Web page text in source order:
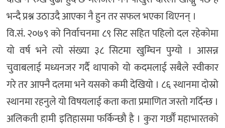
भन्दै प्रश्न उठाउदै आएका नै हुन तर सफल भएका थिएनन् ।
वि.सं. २०७९ को निर्वाचनमा ८९ सिट सहित पहिलो दल रहेकोमा
यो वर्ष भने त्यो संख्या ३८ सिटमा खुम्चिन पुग्यो । आसन्न
चुवाबलाई मध्यनजर गर्दै थापाको यो कदमलाई सबैले स्वीकार
गरे तर आफ्नै दलमा भने यसको कमी देखियो । ८६ स्थानमा दोस्रो
स्थानमा रहनुले यो विषयलाई कता कता प्रमाणित जस्तो गर्दिन्छ ।
अलिकती हामी इतिहासमा फर्किन्छौ है । कुरा गर्छौँ महाभारतको